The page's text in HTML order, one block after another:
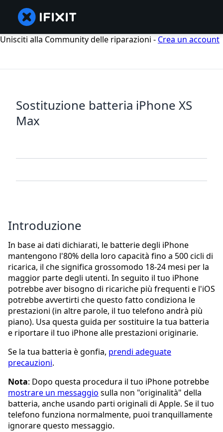
Unisciti alla Community delle riparazioni - Crea un account
Sostituzione batteria iPhone XS
Max
Introduzione
In base ai dati dichiarati, le batterie degli iPhone
mantengono l'80% della loro capacità fino a 500 cicli di
ricarica, il che significa grossomodo 18-24 mesi per la
maggior parte degli utenti. In seguito il tuo iPhone
potrebbe aver bisogno di ricariche più frequenti e l'iOS
potrebbe avvertirti che questo fatto condiziona le
prestazioni (in altre parole, il tuo telefono andrà più
piano). Usa questa guida per sostituire la tua batteria
e riportare il tuo iPhone alle prestazioni originarie.
Se la tua batteria è gonfia, prendi adeguate
precauzioni.
Nota: Dopo questa procedura il tuo iPhone potrebbe
mostrare un messaggio sulla non "originalità" della
batteria, anche usando parti originali di Apple. Se il tuo
telefono funziona normalmente, puoi tranquillamente
ignorare questo messaggio.